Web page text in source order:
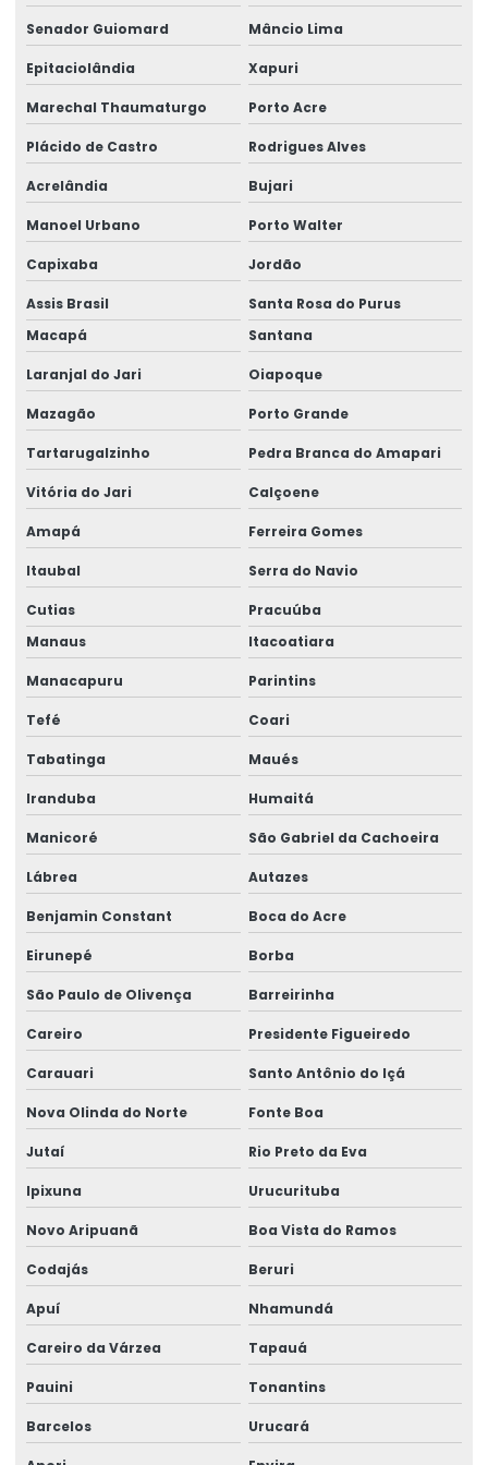
Cintas De Moenda Para Transporte De Sacaria
Cintas De Moenda Para Transporte Seguro
Compra De Semipórtico Rolante No Acre
Compra De Talhas Elétricas Em Tocantins
Consultoria Em Projetos Elétricos No Pará
Contrato Manutenção Preventiva Em Ponte Rolante
Controlador De Carga Integrado
Controle Remoto Alpha 6000 Preço
Display De Pesagem Precisão
Dispositivos De Içamento
Distribuição De Controle Remoto No Acre
Elaboração De Projetos E Dados Em Roraima
Elaboração De Projetos No Acre
Fabricação De Ponte Rolante No Pará
Fornecedor De Controle Remoto No Pará
Instalação De Pórtico Rolante
Instalação De Redes Elétricas
Levantador Magnético Para Carga
Levantador Magnético Para Indústria
Manutenção De Equipamentos
Manutenção De Geradores No Pará
Manutenção De Motor Bombas
Manutenção De Motores Elétricos
Manutenção De Ponte Rolante Biviga
Manutenção De Sistemas Eletromecânicos
Manutenção Preventiva Em Ponte Rolante
Modernização De Painéis Elétricos
Monovia Brevil
Senador Guiomard Mâncio Lima
Epitaciolândia Xapuri
Marechal Thaumaturgo Porto Acre
Plácido de Castro Rodrigues Alves
Acrelândia Bujari
Manoel Urbano Porto Walter
Capixaba Jordão
Assis Brasil
Santa Rosa do Purus
Macapá
Santana
Laranjal do Jari Oiapoque
Mazagão Porto Grande
Tartarugalzinho Pedra Branca do Amapari
Vitória do Jari Calçoene
Amapá Ferreira Gomes
Itaubal Serra do Navio
Cutias
Pracuúba
Manaus
Itacoatiara
Manacapuru Parintins
Tefé Coari
Tabatinga Maués
Iranduba Humaitá
Manicoré São Gabriel da Cachoeira
Lábrea Autazes
Benjamin Constant Boca do Acre
Eirunepé Borba
São Paulo de Olivença Barreirinha
Careiro Presidente Figueiredo
Carauari Santo Antônio do Içá
Nova Olinda do Norte Fonte Boa
Jutaí Rio Preto da Eva
Ipixuna Urucurituba
Novo Aripuanã Boa Vista do Ramos
Codajás Beruri
Apuí Nhamundá
Careiro da Várzea Tapauá
Pauini Tonantins
Barcelos Urucará